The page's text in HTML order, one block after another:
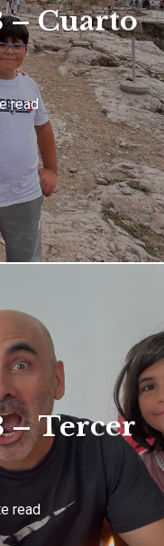
– Cuarto
read
– Tercer
read